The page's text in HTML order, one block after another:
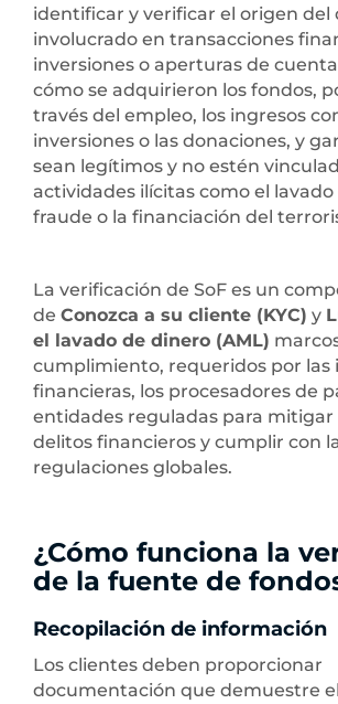
identificar y verificar el origen del
involucrado en transacciones
inversiones o aperturas de
cómo se adquirieron los fondos,
través del empleo, los ingresos
inversiones o las donaciones, y
sean legítimos y no estén
actividades ilícitas como el lavado
fraude o la financiación del
La verificación de SoF es un
de Conozca a su cliente (KYC) y
el lavado de dinero (AML)
cumplimiento, requeridos por las
financieras, los procesadores de
entidades reguladas para mitigar
delitos financieros y cumplir con
regulaciones globales.
¿Cómo funciona la
de la fuente de
Recopilación de información
Los clientes deben proporcionar
documentación que demuestre